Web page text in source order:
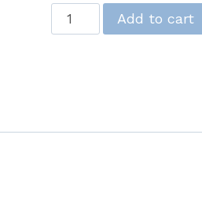
Tingkatan
2
Add to cart